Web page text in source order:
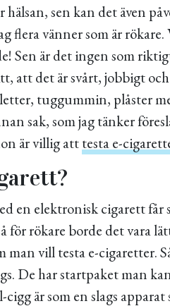
sen kan det även
flera vänner som är
Sen är det ingen som
att det är svårt, jobbigt
tuggummin, plåster
sak, som jag tänker
är villig atttesta e-
en elektronisk cigarett får
för rökare borde det vara
man vill testa e-cigaretter.
De har startpaket man
cigg är som en slags